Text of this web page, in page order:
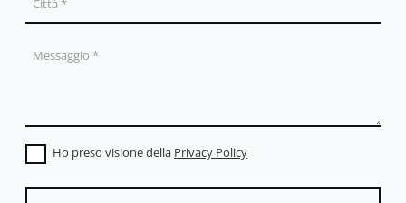
Ho preso visione della Privacy Policy